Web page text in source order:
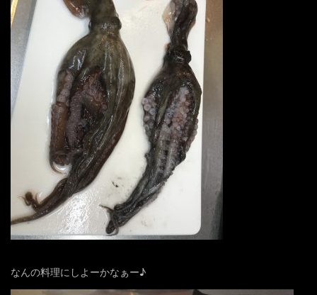
なんの料理にしよーかなぁー♪